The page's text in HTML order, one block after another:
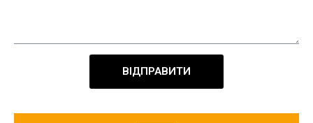
ВІДПРАВИТИ